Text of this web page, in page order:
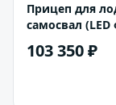
Прицеп для
самосвал
103 350 ₽